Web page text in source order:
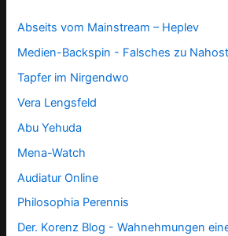
Abseits vom Mainstream – Heplev
Medien-Backspin - Falsches zu
Tapfer im Nirgendwo
Vera Lengsfeld
Abu Yehuda
Mena-Watch
Audiatur Online
Philosophia Perennis
Der. Korenz Blog - Wahnehmungen